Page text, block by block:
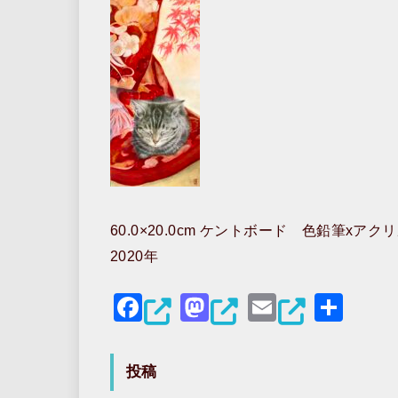
60.0×20.0cm ケントボード 色鉛筆xアク
2020年
F
a
c
M
a
E
m
共
投稿